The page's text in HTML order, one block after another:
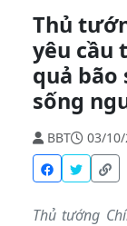
Thủ
yêu cầu
quả bão
sống
BBT
03/
Thủ tướng